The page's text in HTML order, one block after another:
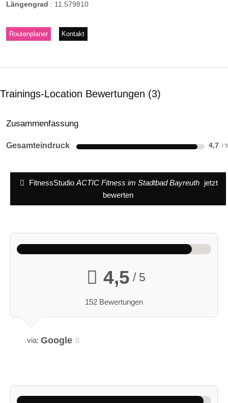
Längengrad : 11.579810
Routenplaner Kontakt
Trainings-Location Bewertungen 3
Zusammenfassung
Gesamteindruck 4,7
FitnessStudio ACTIC Fitness im Stadtbad Bayreuth
jetzt
bewerten
4,5 / 5
152 Bewertungen
via: Google